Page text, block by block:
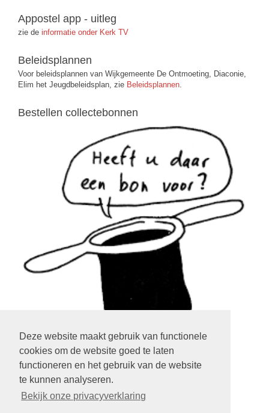
Deze website maakt gebruik van functionele
cookies om de website goed te laten
functioneren en het gebruik van de website
te kunnen analyseren.
Bekijk onze privacyverklaring
Appostel app - uitleg
zie de informatie onder Kerk TV
Beleidsplannen
Voor beleidsplannen van Wijkgemeente De Ontmoeting, Diaconie,
Elim het Jeugdbeleidsplan, zie Beleidsplannen.
Bestellen collectebonnen
klik op het plaatje
LOGIN EXTRANET
KLIK HIER